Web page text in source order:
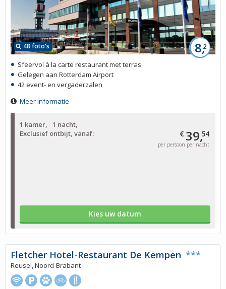
1 kamer
1 nacht
Exclusief ontbijt, vanaf:
€ 39,54
per persoon per nacht
Kies uw datum
48 foto's 8,2
Sfeervol à la carte restaurant met terras
Gelegen aan Rotterdam Airport
42 event- en vergaderzalen
Meer informatie
Fletcher Hotel-Restaurant De Kempen ***
Reusel, Noord-Brabant